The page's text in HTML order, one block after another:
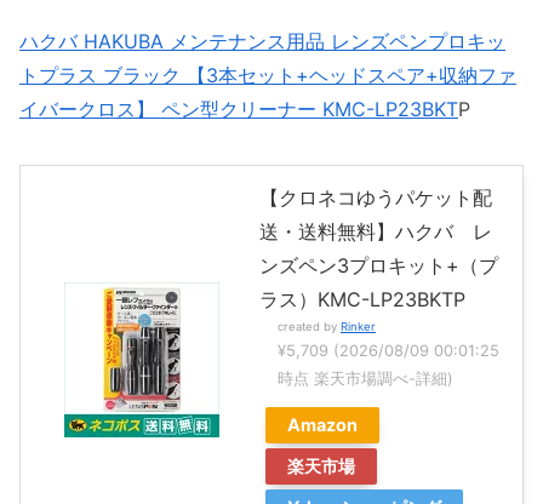
ハクバ HAKUBA メンテナンス用品 レンズペンプロキッ
トプラス ブラック 【3本セット+ヘッドスペア+収納ファ
イバークロス】 ペン型クリーナー KMC-LP23BKTP
【クロネコゆうパケット配
送・送料無料】ハクバ レ
ンズペン3プロキット+（プ
ラス）KMC-LP23BKTP
created by Rinker
¥5,709 (2026/08/09 00:01:25
時点 楽天市場調べ-詳細)
Amazon
楽天市場